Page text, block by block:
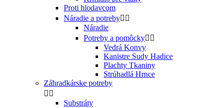
Proti hlodavcom
Náradie a potreby 
Náradie
Potreby a pomôcky 
Vedrá Konvy
Kanistre Sudy Hadice
Plachty Tkaniny
Strúhadlá Hrnce
Záhradkárske potreby
 
Substráty